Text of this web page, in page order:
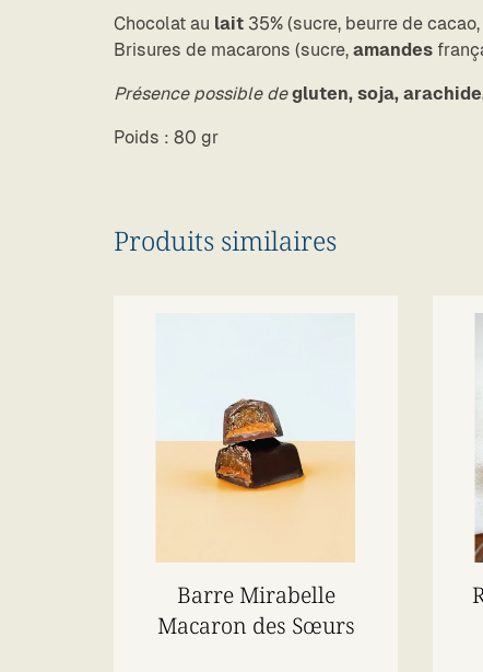
Chocolat au lait 35% (sucre, beurre de cacao,
Brisures de macarons (sucre, amandes
Présence possible degluten, soja,
Poids : 80 gr
Produits similaires
Barre Mirabelle
Macaron des Sœurs